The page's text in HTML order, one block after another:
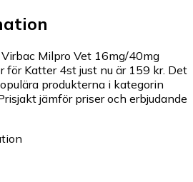
Milpro Vet 16mg/40mg
för Katter 4st just nu är 159 kr. Det
produkterna i kategorin
jämför priser och erbjudande